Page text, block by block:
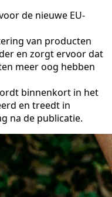
de nieuwe EU-
van producten
en zorgt ervoor dat
meer oog hebben
binnenkort in het
en treedt in
na de publicatie.